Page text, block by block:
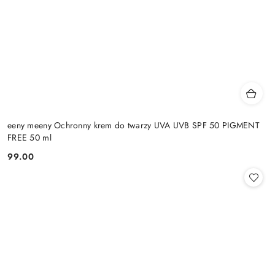
eeny meeny Ochronny krem do twarzy UVA UVB SPF 50 PIGMENT
FREE 50 ml
Cena:
99.00